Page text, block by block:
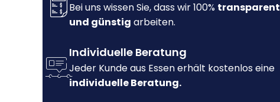
Bei uns wissen Sie, dass wir 100% transparent
und günstig arbeiten.
Individuelle Beratung
Jeder Kunde aus Essen erhält kostenlos eine
individuelle Beratung.